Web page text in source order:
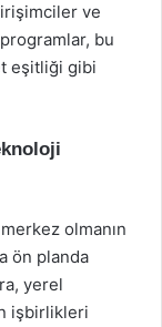
ve
bu
eşitliği gibi
olmanın
ön planda
yerel
işbirlikleri